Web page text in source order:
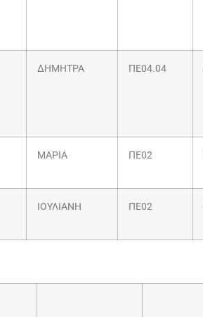
ΔΗΜΗΤΡΑ ΠΕ04.04
ΜΑΡΙΑ ΠΕ02
ΙΟΥΛΙΑΝΗ ΠΕ02